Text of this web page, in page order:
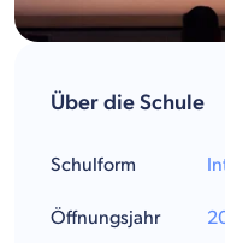
Über die Schule
Schulform
Öffnungsjahr